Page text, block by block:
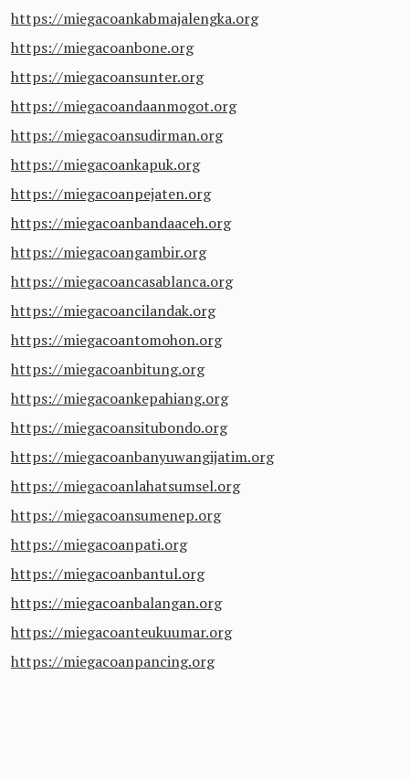
https://miegacoankabmajalengka.org
https://miegacoanbone.org
https://miegacoansunter.org
https://miegacoandaanmogot.org
https://miegacoansudirman.org
https://miegacoankapuk.org
https://miegacoanpejaten.org
https://miegacoanbandaaceh.org
https://miegacoangambir.org
https://miegacoancasablanca.org
https://miegacoancilandak.org
https://miegacoantomohon.org
https://miegacoanbitung.org
https://miegacoankepahiang.org
https://miegacoansitubondo.org
https://miegacoanbanyuwangijatim.org
https://miegacoanlahatsumsel.org
https://miegacoansumenep.org
https://miegacoanpati.org
https://miegacoanbantul.org
https://miegacoanbalangan.org
https://miegacoanteukuumar.org
https://miegacoanpancing.org